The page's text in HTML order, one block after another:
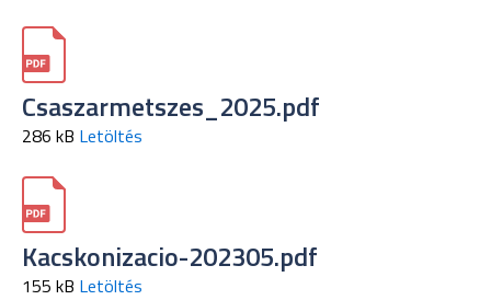
Csaszarmetszes_2025.pdf
286 kB Letöltés
Kacskonizacio-202305.pdf
155 kB Letöltés